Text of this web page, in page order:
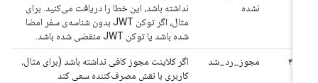
نشده
نداشته باشد، این خطا را دریافت می‌کنید. برای
مثال، اگر توکن JWT بدون شناسه‌ی سفر امضا
شده باشد یا توکن JWT منقضی شده باشد.
مجوز_رد_شد
اگر کلاینت مجوز کافی نداشته باشد (برای مثال،
کاربری با نقش مصرف‌کننده سعی کند